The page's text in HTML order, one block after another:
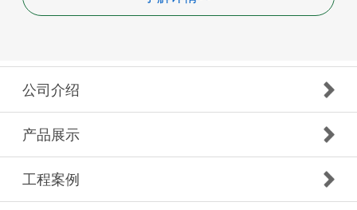
公司介绍
产品展示
工程案例